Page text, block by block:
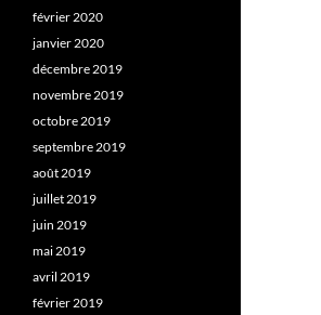
février 2020
janvier 2020
décembre 2019
novembre 2019
octobre 2019
septembre 2019
août 2019
juillet 2019
juin 2019
mai 2019
avril 2019
février 2019